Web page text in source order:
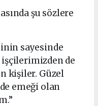
şu sözlere
sayesinde
işçilerimizden de
kişiler. Güzel
emeği olan